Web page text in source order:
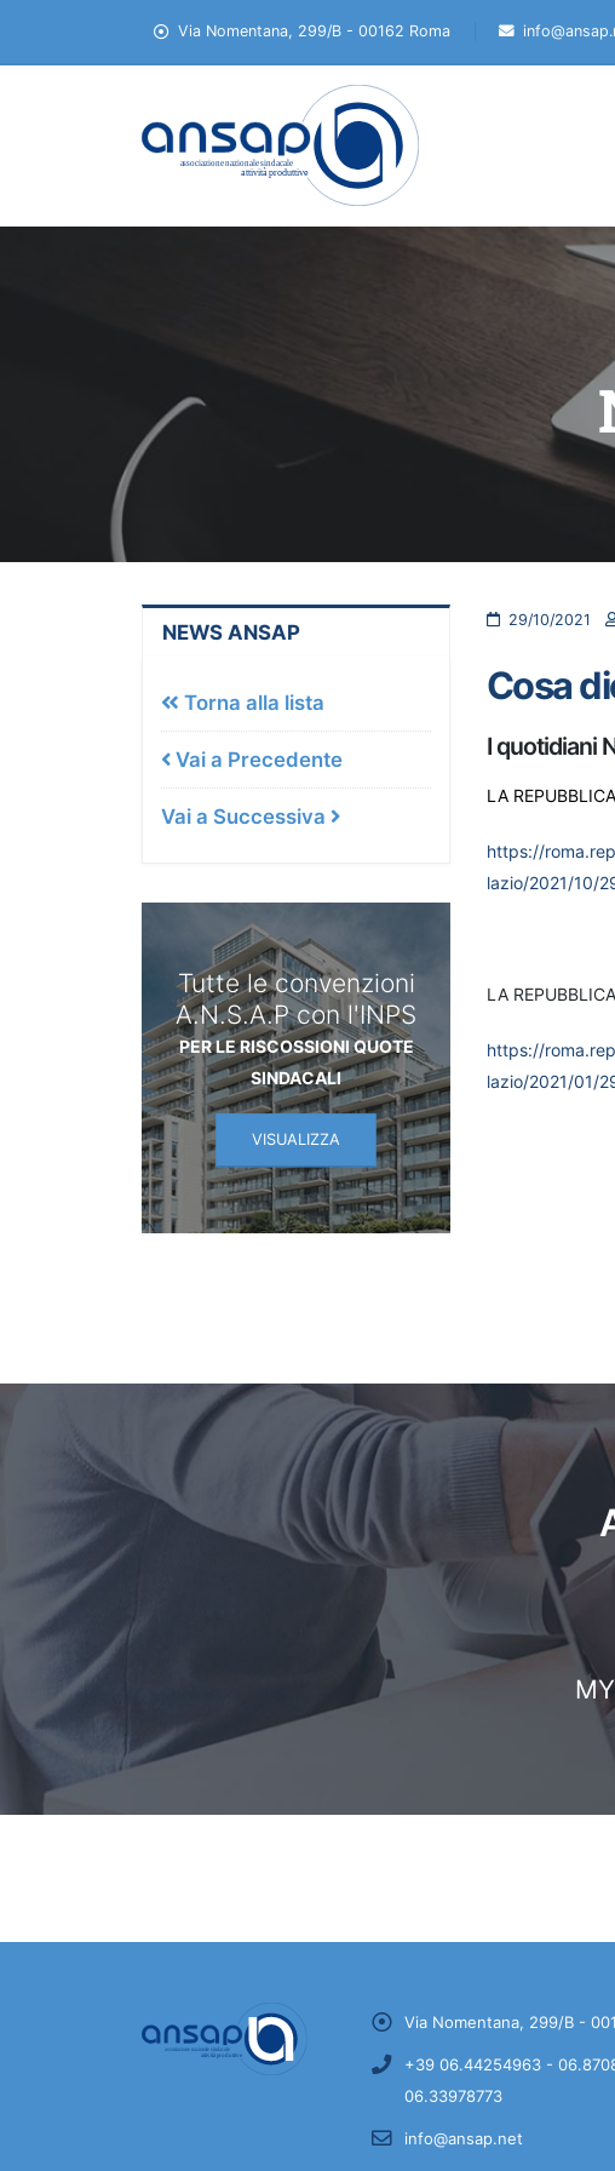
Via Nomentana, 299/B - 00162 Roma
NEWS ANSAP
Torna alla lista
Vai a Precedente
Vai a Successiva
Tutte le convenzioni
A.N.S.A.P con l'INPS
PER LE RISCOSSIONI QUOTE
SINDACALI
VISUALIZZA
29/10/2021
Cosa
I quotidiani
LA
https://
lazio/2021/10/
LA
https://
lazio/2021/01/
Via Nomentana, 299/B -
+39 06.44254963 -
06.33978773
info@ansap.net